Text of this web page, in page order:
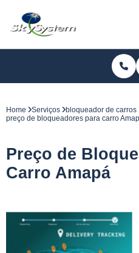
Home Serviços bloqueador de carros
preço de bloqueadores para carro
Preço de
Carro Amapá